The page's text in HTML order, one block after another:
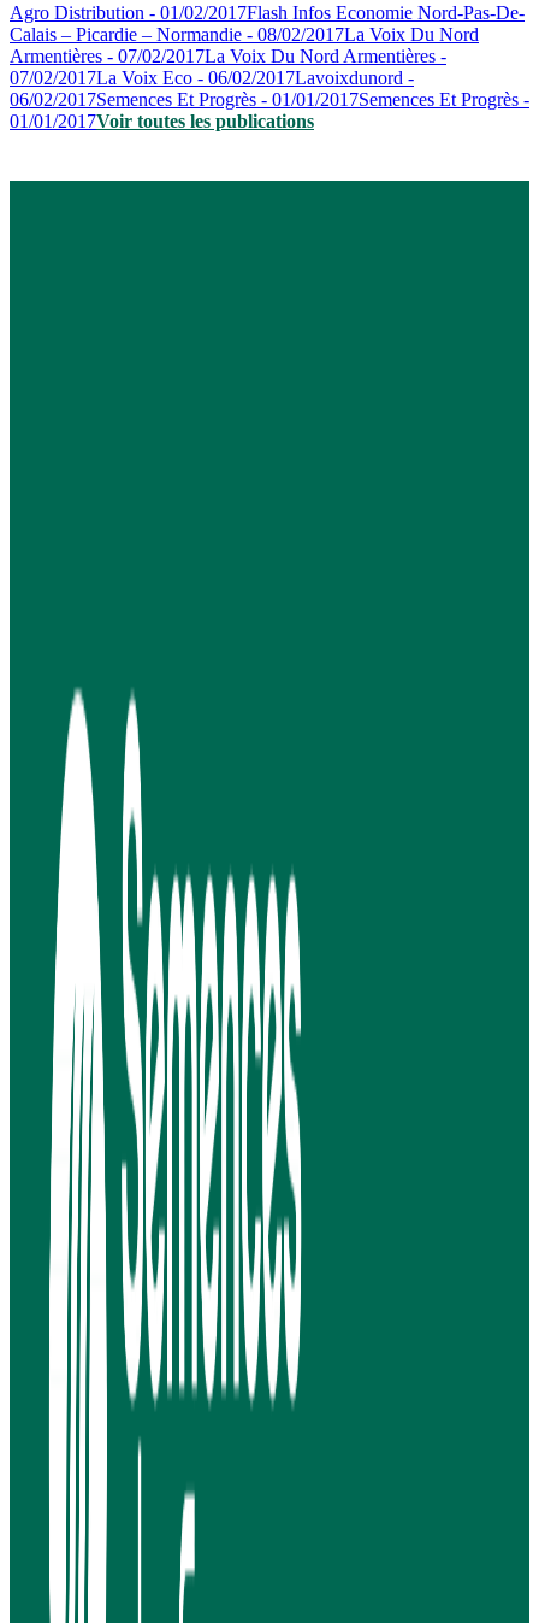
Agro Distribution - 01/02/2017Flash Infos Economie Nord-Pas-De-
Calais – Picardie – Normandie - 08/02/2017La Voix Du Nord
Armentières - 07/02/2017La Voix Du Nord Armentières -
07/02/2017La Voix Eco - 06/02/2017Lavoixdunord -
06/02/2017Semences Et Progrès - 01/01/2017Semences Et Progrès -
01/01/2017Voir toutes les publications